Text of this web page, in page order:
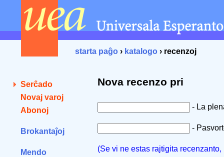
starta paĝo › katalogo › recenzoj
Serĉado
Novaj varoj
Abonoj
Brokantaĵoj
Mendo
Nova recenzo pri
- La
-
(Se vi ne estas rajtigita